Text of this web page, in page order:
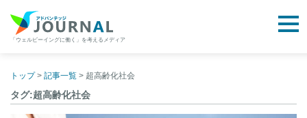
content
「ウェルビーイングに働く」を考えるメディア
トップ> 記事一覧 > 超高齢化社会
タグ:超高齢化社会